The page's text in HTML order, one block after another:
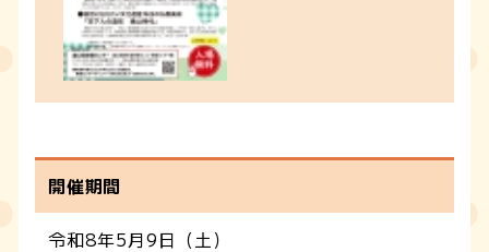
開催期間
令和8年5月9日（土）